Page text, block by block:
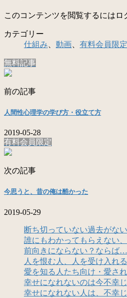
このコンテンツを閲覧するには
カテゴリー
仕組み
動画 有料会員限定
無料記事
前の記事
人間性心理学の学び方・役立て方
2019-05-28
有料会員限定
次の記事
今思うと、昔の俺は酷かった
2019-05-29
断ち切っていない過去がな
誰にもわかってもらえない
前向きにならない？ならば
人を恨む人、人を受け入れ
愛を知る人たち向け・愛さ
幸せになれないのは今不幸
幸せになれない人は、不幸